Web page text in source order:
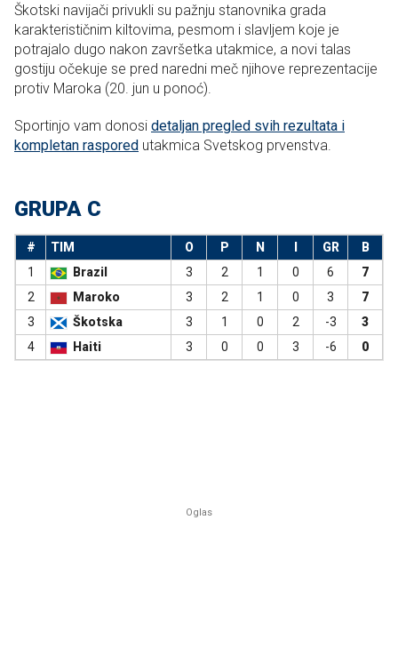
Škotski navijači privukli su pažnju stanovnika grada
karakterističnim kiltovima, pesmom i slavljem koje je
potrajalo dugo nakon završetka utakmice, a novi talas
gostiju očekuje se pred naredni meč njihove reprezentacije
protiv Maroka (20. jun u ponoć).
Sportinjo vam donosi detaljan pregled svih rezultata i
kompletan raspored utakmica Svetskog prvenstva.
GRUPA C
# TIM O P N GR
B
1
Brazil 3 2 1 0 6
7
2
Maroko 3 2 1 0 3
7
3
Škotska 3 1 0 2 -3
3
4
Haiti 3 0 0 3 -6 0